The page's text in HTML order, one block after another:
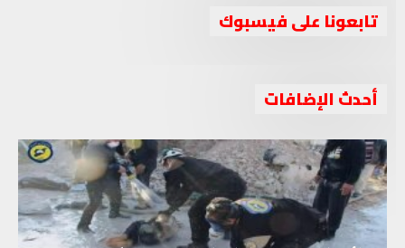
تابعونا على فيسبوك
أحدث الإضافات